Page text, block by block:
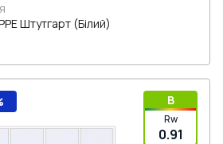
Штутгарт (Білий)
B
Rw
0.91